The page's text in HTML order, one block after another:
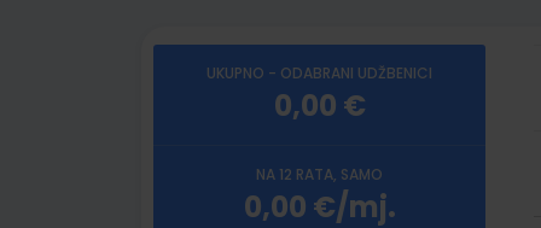
UKUPNO - ODABRANI UDŽBENICI
0,00 €
NA 12 RATA, SAMO
0,00 €/mj.